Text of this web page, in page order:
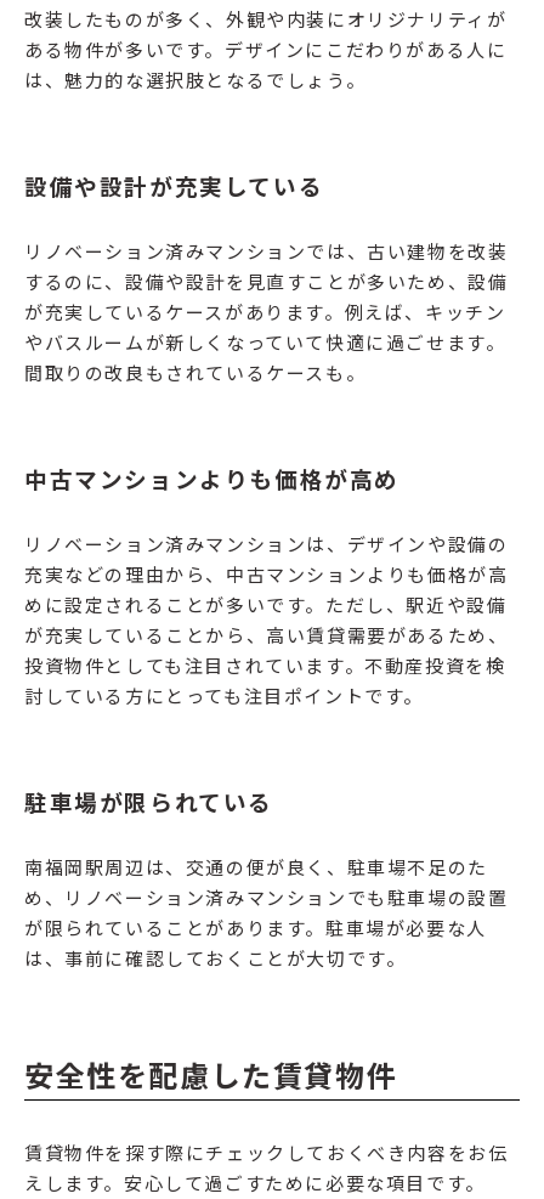
改装したものが多く、外観や内装にオリジナリティが
ある物件が多いです。デザインにこだわりがある人に
は、魅力的な選択肢となるでしょう。
設備や設計が充実している
リノベーション済みマンションでは、古い建物を改装
するのに、設備や設計を見直すことが多いため、設備
が充実しているケースがあります。例えば、キッチン
やバスルームが新しくなっていて快適に過ごせます。
間取りの改良もされているケースも。
中古マンションよりも価格が高め
リノベーション済みマンションは、デザインや設備の
充実などの理由から、中古マンションよりも価格が高
めに設定されることが多いです。ただし、駅近や設備
が充実していることから、高い賃貸需要があるため、
投資物件としても注目されています。不動産投資を検
討している方にとっても注目ポイントです。
駐車場が限られている
南福岡駅周辺は、交通の便が良く、駐車場不足のた
め、リノベーション済みマンションでも駐車場の設置
が限られていることがあります。駐車場が必要な人
は、事前に確認しておくことが大切です。
安全性を配慮した賃貸物件
賃貸物件を探す際にチェックしておくべき内容をお伝
えします。安心して過ごすために必要な項目です。